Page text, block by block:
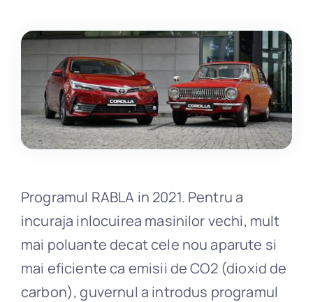
Blog
Contact
Programul RABLA in 2021. Pentru a
incuraja inlocuirea masinilor vechi, mult
mai poluante decat cele nou aparute si
mai eficiente ca emisii de CO2 (dioxid de
carbon), guvernul a introdus programul